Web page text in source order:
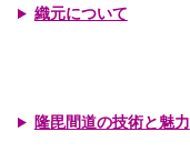
織元について
隆毘間道の技術と魅力